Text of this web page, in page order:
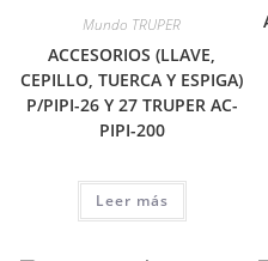
Mundo TRUPER
ACCESORIOS (LLAVE,
CEPILLO, TUERCA Y ESPIGA)
P/PIPI-26 Y 27 TRUPER AC-
PIPI-200
Leer más